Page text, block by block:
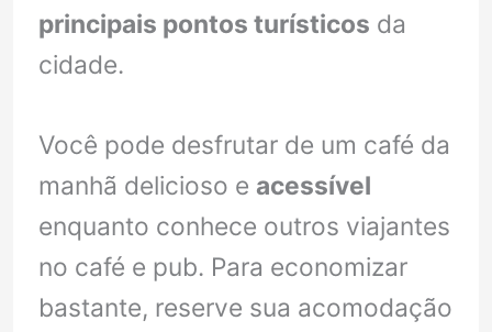
principais pontos turísticos da
cidade.
Você pode desfrutar de um café da
manhã delicioso e acessível
enquanto conhece outros viajantes
no café e pub. Para economizar
bastante, reserve sua acomodação